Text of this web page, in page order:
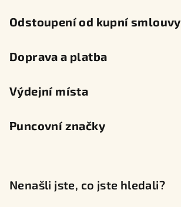
Odstoupení od kupní smlouvy
Doprava a platba
Výdejní místa
Puncovní značky
Nenašli jste, co jste hledali?